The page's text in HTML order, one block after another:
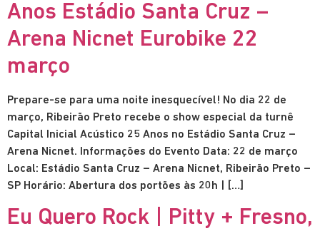
Anos Estádio Santa Cruz –
Arena Nicnet Eurobike 22
março
Prepare-se para uma noite inesquecível! No dia 22 de
março, Ribeirão Preto recebe o show especial da turnê
Capital Inicial Acústico 25 Anos no Estádio Santa Cruz –
Arena Nicnet. Informações do Evento Data: 22 de março
Local: Estádio Santa Cruz – Arena Nicnet, Ribeirão Preto –
SP Horário: Abertura dos portões às 20h | […]
Eu Quero Rock | Pitty + Fresno,